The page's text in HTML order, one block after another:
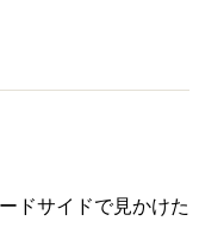
ドサイドで見かけた